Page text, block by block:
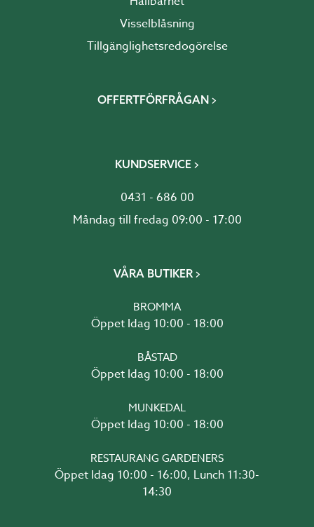
Visselblåsning
Tillgänglighetsredogörelse
OFFERTFÖRFRÅGAN
KUNDSERVICE
0431 - 686 00
Måndag till fredag 09:00 - 17:00
VÅRA BUTIKER
BROMMA
Öppet Idag 10:00 - 18:00
BÅSTAD
Öppet Idag 10:00 - 18:00
MUNKEDAL
Öppet Idag 10:00 - 18:00
RESTAURANG GARDENERS
Öppet Idag 10:00 - 16:00, Lunch 11:30-
14:30